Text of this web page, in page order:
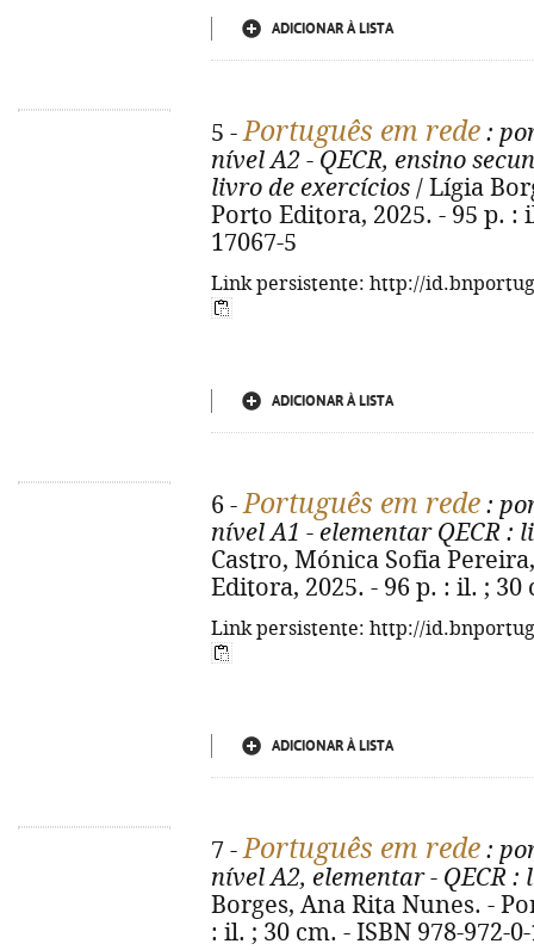
ADICIONAR À LISTA
5 -Português em rede :
nível A2 - QECR, ensino
livro de exercícios / Lígia
Porto Editora, 2025. - 95 p. :
17067-5
Link persistente: http://
ADICIONAR À LISTA
6 -Português em rede :
nível A1 - elementar QECR :
Castro, Mónica Sofia
Editora, 2025. - 96 p. : il. ; 30
Link persistente: http://
ADICIONAR À LISTA
7 -Português em rede :
nível A2, elementar - QECR :
Borges, Ana Rita Nunes. -
: il. ; 30 cm. - ISBN 978-972-